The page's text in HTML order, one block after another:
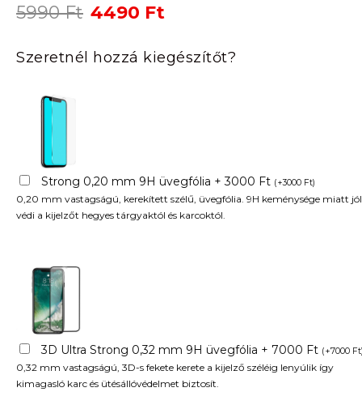
5990Ft Original
was:
5990 Ft.
4490 Ft
is:
4490 Ft.
Szeretnél hozzá kiegészítőt?
Strong 0,20 mm 9H üvegfólia + 3000 Ft (+3000 Ft)
0,20 mm vastagságú, kerekített szélű, üvegfólia. 9H keménysége miatt jól
védi a kijelzőt hegyes tárgyaktól és karcoktól.
3D Ultra Strong 0,32 mm 9H üvegfólia + 7000 Ft (+7000 Ft
0,32 mm vastagságú, 3D-s fekete kerete a kijelző széléig lenyúlik így
kimagasló karc és ütésállóvédelmet biztosít.